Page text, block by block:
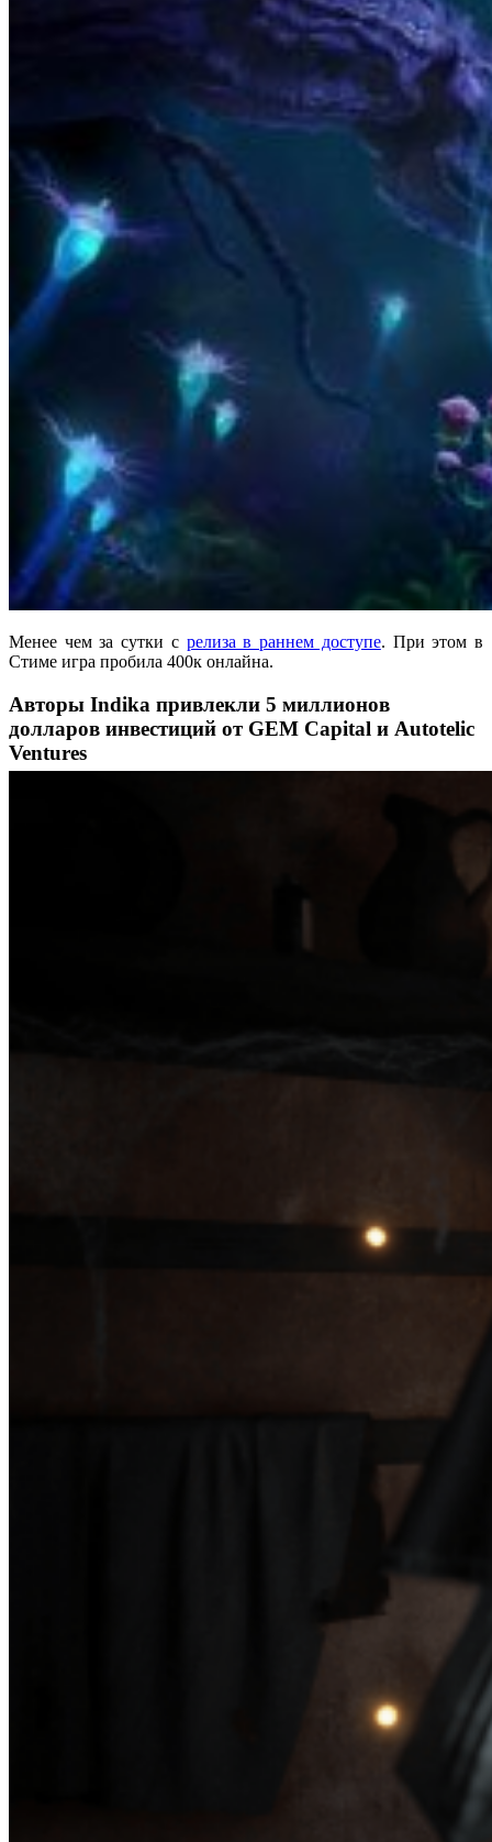
Менее чем за сутки с релиза в раннем доступе. При этом в
Стиме игра пробила 400к онлайна.
Авторы Indika привлекли 5 миллионов
долларов инвестиций от GEM Capital и Autotelic
Ventures